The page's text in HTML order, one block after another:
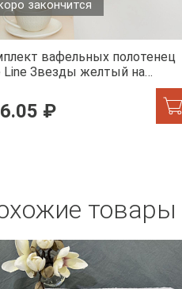
закончится
вафельных полотенец
Line Звезды желтый на
₽
товары